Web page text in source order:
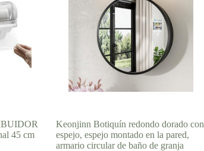
45 cm
Keonjinn Botiquín redondo dorado con
espejo, espejo montado en la pared,
armario circular de baño de granja